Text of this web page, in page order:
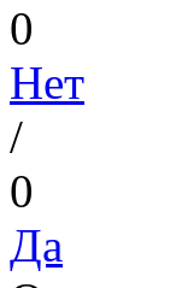
0
Нет
/
0
Да